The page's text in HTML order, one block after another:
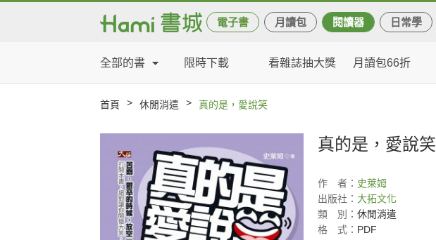
電子書 月讀包 閱讀器 日常學
全部的書 限時下載 看雜誌抽大獎 月讀包66折
首頁 > 休閒消遣 > 真的是，愛說笑
真的是，愛說笑
作 者： 史萊姆
出版社： 大拓文化
類
別： 休閒消遣
格
式： PDF